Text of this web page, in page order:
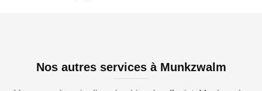
Nos autres services à Munkzwalm